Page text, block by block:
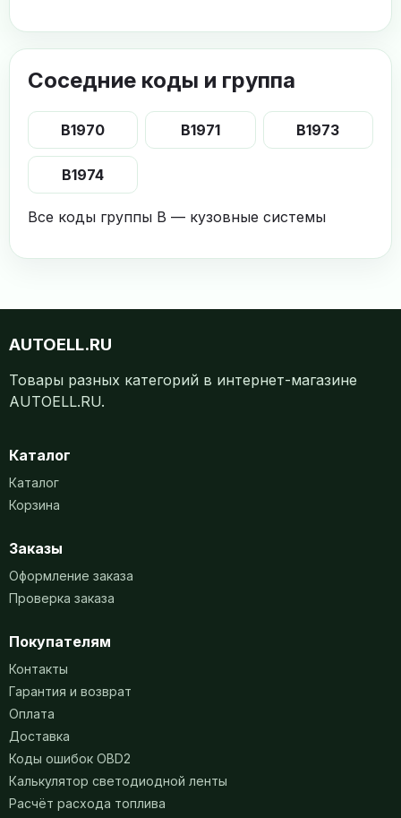
Соседние коды и группа
B1970 B1971 B1973
B1974
Все коды группы B — кузовные системы
AUTOELL.RU
Товары разных категорий в интернет-магазине
AUTOELL.RU.
Каталог
Каталог
Корзина
Заказы
Оформление заказа
Проверка заказа
Покупателям
Контакты
Гарантия и возврат
Оплата
Доставка
Коды ошибок OBD2
Калькулятор светодиодной ленты
Расчёт расхода топлива